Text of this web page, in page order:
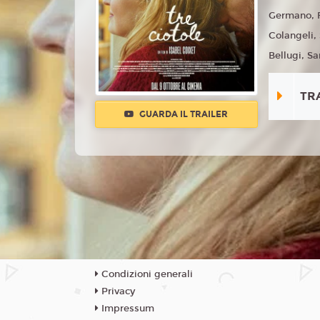
GUARDA IL TRAILER
Germano,
Colangeli,
Bellugi,
Condizioni generali
Privacy
Impressum